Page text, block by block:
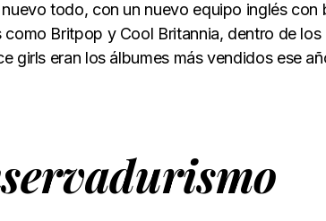
todo, con un nuevo equipo inglés con
Britpop y Cool Britannia, dentro de los
girls eran los álbumes más vendidos ese